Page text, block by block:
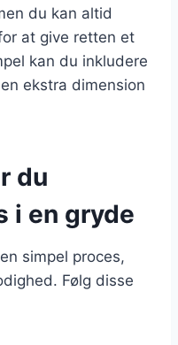
du kan altid
at give retten et
kan du inkludere
ekstra dimension
du
i en gryde
simpel proces,
Følg disse